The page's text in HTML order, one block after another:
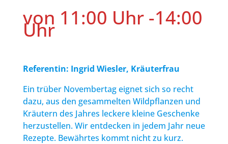
von 11:00 Uhr -14:00
Uhr
Referentin: Ingrid Wiesler, Kräuterfrau
Ein trüber Novembertag eignet sich so recht
dazu, aus den gesammelten Wildpflanzen und
Kräutern des Jahres leckere kleine Geschenke
herzustellen. Wir entdecken in jedem Jahr neue
Rezepte. Bewährtes kommt nicht zu kurz.